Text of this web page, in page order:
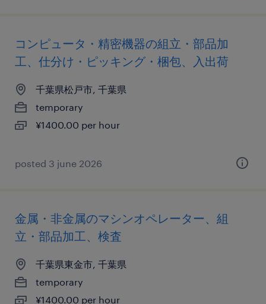
コンピュータ・精密機器の組立・部品加
工、仕分け・ピッキング・梱包、入出荷
千葉県松戸市, 千葉県
temporary
¥1400.00 per hour
posted 3 june 2026
金属・非金属のマシンオペレーター、組
立・部品加工、検査
千葉県東金市, 千葉県
temporary
¥1400.00 per hour